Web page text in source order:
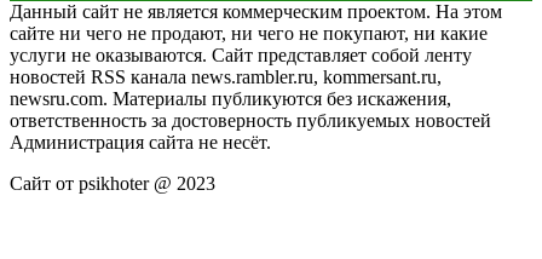
Данный сайт не является коммерческим проектом. На этом
сайте ни чего не продают, ни чего не покупают, ни какие
услуги не оказываются. Сайт представляет собой ленту
новостей RSS канала news.rambler.ru, kommersant.ru,
newsru.com. Материалы публикуются без искажения,
ответственность за достоверность публикуемых новостей
Администрация сайта не несёт.
Сайт от psikhoter @ 2023